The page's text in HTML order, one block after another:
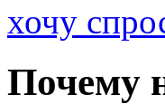
хочу
Почему